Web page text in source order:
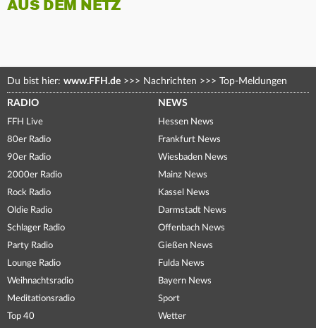
AUS DEM NETZ
Du bist hier: www.FFH.de >>> Nachrichten >>> Top-Meldungen
RADIO
FFH Live
80er Radio
90er Radio
2000er Radio
Rock Radio
Oldie Radio
Schlager Radio
Party Radio
Lounge Radio
Weihnachtsradio
Meditationsradio
Top 40
NEWS
Hessen News
Frankfurt News
Wiesbaden News
Mainz News
Kassel News
Darmstadt News
Offenbach News
Gießen News
Fulda News
Bayern News
Sport
Wetter